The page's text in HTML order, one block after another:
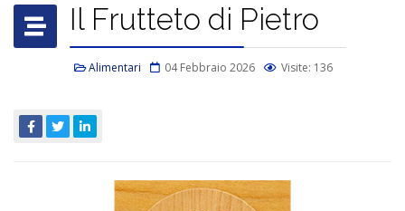
Il Frutteto di Pietro
Alimentari 04 Febbraio 2026 Visite: 136